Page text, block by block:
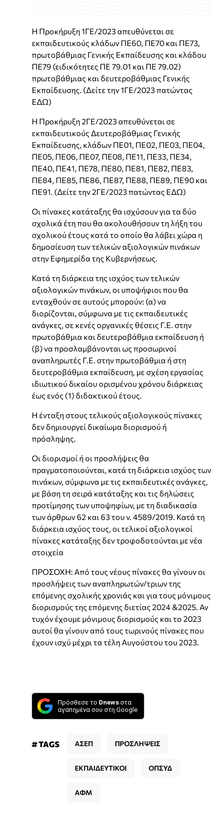
Η Προκήρυξη 1ΓΕ/2023 απευθύνεται σε
εκπαιδευτικούς κλάδων ΠΕ60, ΠΕ70 και ΠΕ73,
πρωτοβάθμιας Γενικής Εκπαίδευσης και κλάδου
ΠΕ79 (ειδικότητες ΠΕ 79.01 και ΠΕ 79.02)
πρωτοβάθμιας και δευτεροβάθμιας Γενικής
Εκπαίδευσης. (Δείτε την 1ΓΕ/2023 πατώντας
ΕΔΩ)
Η Προκήρυξη 2ΓΕ/2023 απευθύνεται σε
εκπαιδευτικούς Δευτεροβάθμιας Γενικής
Εκπαίδευσης, κλάδων ΠΕ01, ΠΕ02, ΠΕ03, ΠΕ04,
ΠΕ05, ΠΕ06, ΠΕ07, ΠΕ08, ΠΕ11, ΠΕ33, ΠΕ34,
ΠΕ40, ΠΕ41, ΠΕ78, ΠΕ80, ΠΕ81, ΠΕ82, ΠΕ83,
ΠΕ84, ΠΕ85, ΠΕ86, ΠΕ87, ΠΕ88, ΠΕ89, ΠΕ90 και
ΠΕ91. (Δείτε την 2ΓΕ/2023 πατώντας ΕΔΩ)
Οι πίνακες κατάταξης θα ισχύσουν για τα δύο
σχολικά έτη που θα ακολουθήσουν τη λήξη του
σχολικού έτους κατά το οποίο θα λάβει χώρα η
δημοσίευση των τελικών αξιολογικών πινάκων
στην Εφημερίδα της Κυβερνήσεως.
Κατά τη διάρκεια της ισχύος των τελικών
αξιολογικών πινάκων, οι υποψήφιοι που θα
ενταχθούν σε αυτούς μπορούν: (α) να
διορίζονται, σύμφωνα με τις εκπαιδευτικές
ανάγκες, σε κενές οργανικές θέσεις Γ.Ε. στην
πρωτοβάθμια και δευτεροβάθμια εκπαίδευση ή
(β) να προσλαμβάνονται ως προσωρινοί
αναπληρωτές Γ.Ε. στην πρωτοβάθμια ή στη
δευτεροβάθμια εκπαίδευση, με σχέση εργασίας
ιδιωτικού δικαίου ορισμένου χρόνου διάρκειας
έως ενός (1) διδακτικού έτους.
Η ένταξη στους τελικούς αξιολογικούς πίνακες
δεν δημιουργεί δικαίωμα διορισμού ή
πρόσληψης.
Οι διορισμοί ή οι προσλήψεις θα
πραγματοποιούνται, κατά τη διάρκεια ισχύος των
πινάκων, σύμφωνα με τις εκπαιδευτικές ανάγκες,
με βάση τη σειρά κατάταξης και τις δηλώσεις
προτίμησης των υποψηφίων, με τη διαδικασία
των άρθρων 62 και 63 του ν. 4589/2019. Κατά τη
διάρκεια ισχύος τους, οι τελικοί αξιολογικοί
πίνακες κατάταξης δεν τροφοδοτούνται με νέα
στοιχεία
ΠΡΟΣΟΧΗ: Από τους νέους πίνακες θα γίνουν οι
προσλήψεις των αναπληρωτών/τριων της
επόμενης σχολικής χρονιάς και για τους μόνιμους
διορισμούς της επόμενης διετίας 2024 &2025. Αν
τυχόν έχουμε μόνιμους διορισμούς και το 2023
αυτοί θα γίνουν από τους τωρινούς πίνακες που
έχουν ισχύ μέχρι τα τέλη Αυγούστου του 2023.
Πρόσθεσε το Dnews στα
αγαπημένα σου στη Google
# TAGS ΑΣΕΠ ΠΡΟΣΛΗΨΕΙΣ
ΕΚΠΑΙΔΕΥΤΙΚΟΙ ΟΠΣΥΔ
ΑΦΜ